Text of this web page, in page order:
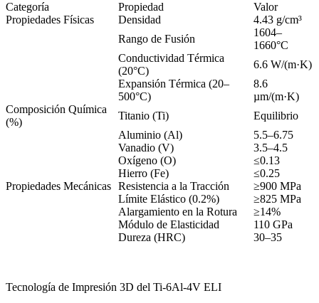
Categoría Propiedad
Valor
Propiedades Físicas
Densidad
4.43 g/cm³
Rango de Fusión
1604–
1660°C
Conductividad Térmica
(20°C)
6.6 W/(m·K)
Expansión Térmica (20–
500°C)
8.6
µm/(m·K)
Composición Química
(%)
Titanio (Ti)
Equilibrio
Aluminio (Al)
5.5–6.75
Vanadio (V)
3.5–4.5
Oxígeno (O)
≤0.13
Hierro (Fe)
≤0.25
Propiedades Mecánicas Resistencia a la Tracción
≥900 MPa
Límite Elástico (0.2%)
≥825 MPa
Alargamiento en la Rotura
≥14%
Módulo de Elasticidad
110 GPa
Dureza (HRC)
30–35
Tecnología de Impresión 3D del Ti-6Al-4V ELI